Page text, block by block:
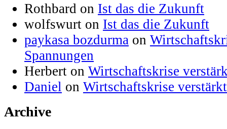
Rothbard on Ist das die Zukunft
wolfswurt on Ist das die Zukunft
paykasa bozdurma on
Spannungen
Herbert on Wirtschaftskrise
Daniel on Wirtschaftskrise
Archive